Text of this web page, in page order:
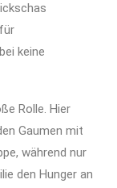
keine
Rolle. Hier
Gaumen mit
während nur
den Hunger an